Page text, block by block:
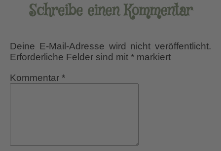
Schreibe einen Kommentar
Deine E-Mail-Adresse wird nicht veröffentlicht.
Erforderliche Felder sind mit * markiert
Kommentar *